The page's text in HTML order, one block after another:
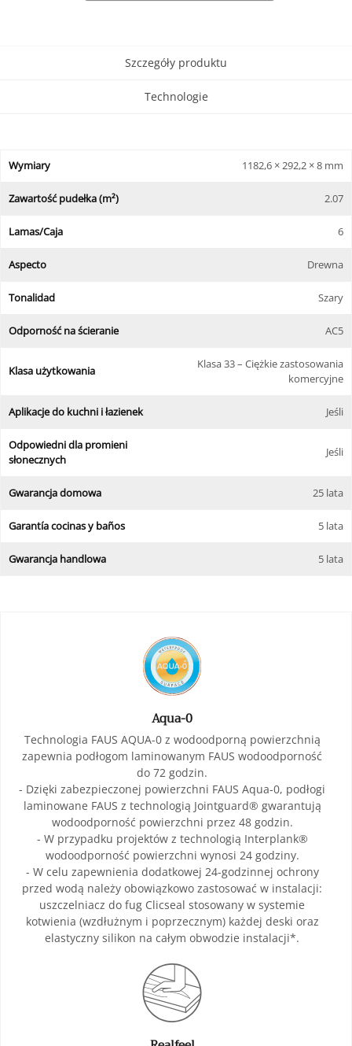
Szczegóły produktu
Technologie
Wymiary 1182,6 × 292,2 × 8 mm
Zawartość pudełka (m²) 2.07
Lamas/Caja 6
Aspecto Drewna
Tonalidad Szary
Odporność na ścieranie AC5
Klasa użytkowania
Klasa 33 – Ciężkie zastosowania
komercyjne
Aplikacje do kuchni i łazienek Jeśli
Odpowiedni dla promieni
słonecznych
Jeśli
Gwarancja domowa 25 lata
Garantía cocinas y baños 5 lata
Gwarancja handlowa 5 lata
Aqua-0
Technologia FAUS AQUA-0 z wodoodporną powierzchnią
zapewnia podłogom laminowanym FAUS wodoodporność
do 72 godzin.
- Dzięki zabezpieczonej powierzchni FAUS Aqua-0, podłogi
laminowane FAUS z technologią Jointguard® gwarantują
wodoodporność powierzchni przez 48 godzin.
- W przypadku projektów z technologią Interplank®
wodoodporność powierzchni wynosi 24 godziny.
- W celu zapewnienia dodatkowej 24-godzinnej ochrony
przed wodą należy obowiązkowo zastosować w instalacji:
uszczelniacz do fug Clicseal stosowany w systemie
kotwienia (wzdłużnym i poprzecznym) każdej deski oraz
elastyczny silikon na całym obwodzie instalacji*.